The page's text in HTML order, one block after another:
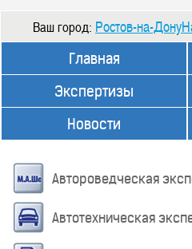
Ваш город: Ростов-на-
Главная
Экспертизы
Новости
Автороведческая
Автотехническая